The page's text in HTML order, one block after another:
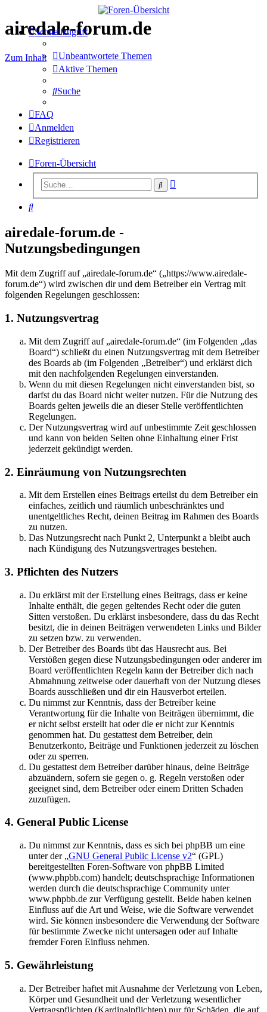
airedale-forum.de
Zum Inhalt
Schnellzugriff
Unbeantwortete Themen
Aktive Themen
Suche
FAQ
Anmelden
Registrieren
Foren-Übersicht
Suche
Suche
airedale-forum.de -
Nutzungsbedingungen
Mit dem Zugriff auf „airedale-forum.de“ („https://www.airedale-
forum.de“) wird zwischen dir und dem Betreiber ein Vertrag mit
folgenden Regelungen geschlossen:
1. Nutzungsvertrag
Mit dem Zugriff auf „airedale-forum.de“ (im Folgenden „das
Board“) schließt du einen Nutzungsvertrag mit dem Betreiber
des Boards ab (im Folgenden „Betreiber“) und erklärst dich
mit den nachfolgenden Regelungen einverstanden.
Wenn du mit diesen Regelungen nicht einverstanden bist, so
darfst du das Board nicht weiter nutzen. Für die Nutzung des
Boards gelten jeweils die an dieser Stelle veröffentlichten
Regelungen.
Der Nutzungsvertrag wird auf unbestimmte Zeit geschlossen
und kann von beiden Seiten ohne Einhaltung einer Frist
jederzeit gekündigt werden.
2. Einräumung von Nutzungsrechten
Mit dem Erstellen eines Beitrags erteilst du dem Betreiber ein
einfaches, zeitlich und räumlich unbeschränktes und
unentgeltliches Recht, deinen Beitrag im Rahmen des Boards
zu nutzen.
Das Nutzungsrecht nach Punkt 2, Unterpunkt a bleibt auch
nach Kündigung des Nutzungsvertrages bestehen.
3. Pflichten des Nutzers
Du erklärst mit der Erstellung eines Beitrags, dass er keine
Inhalte enthält, die gegen geltendes Recht oder die guten
Sitten verstoßen. Du erklärst insbesondere, dass du das Recht
besitzt, die in deinen Beiträgen verwendeten Links und Bilder
zu setzen bzw. zu verwenden.
Der Betreiber des Boards übt das Hausrecht aus. Bei
Verstößen gegen diese Nutzungsbedingungen oder anderer im
Board veröffentlichten Regeln kann der Betreiber dich nach
Abmahnung zeitweise oder dauerhaft von der Nutzung dieses
Boards ausschließen und dir ein Hausverbot erteilen.
Du nimmst zur Kenntnis, dass der Betreiber keine
Verantwortung für die Inhalte von Beiträgen übernimmt, die
er nicht selbst erstellt hat oder die er nicht zur Kenntnis
genommen hat. Du gestattest dem Betreiber, dein
Benutzerkonto, Beiträge und Funktionen jederzeit zu löschen
oder zu sperren.
Du gestattest dem Betreiber darüber hinaus, deine Beiträge
abzuändern, sofern sie gegen o. g. Regeln verstoßen oder
geeignet sind, dem Betreiber oder einem Dritten Schaden
zuzufügen.
4. General Public License
Du nimmst zur Kenntnis, dass es sich bei phpBB um eine
unter der „GNU General Public License v2“ (GPL)
bereitgestellten Foren-Software von phpBB Limited
(www.phpbb.com) handelt; deutschsprachige Informationen
werden durch die deutschsprachige Community unter
www.phpbb.de zur Verfügung gestellt. Beide haben keinen
Einfluss auf die Art und Weise, wie die Software verwendet
wird. Sie können insbesondere die Verwendung der Software
für bestimmte Zwecke nicht untersagen oder auf Inhalte
fremder Foren Einfluss nehmen.
5. Gewährleistung
Der Betreiber haftet mit Ausnahme der Verletzung von Leben,
Körper und Gesundheit und der Verletzung wesentlicher
Vertragspflichten (Kardinalpflichten) nur für Schäden, die auf